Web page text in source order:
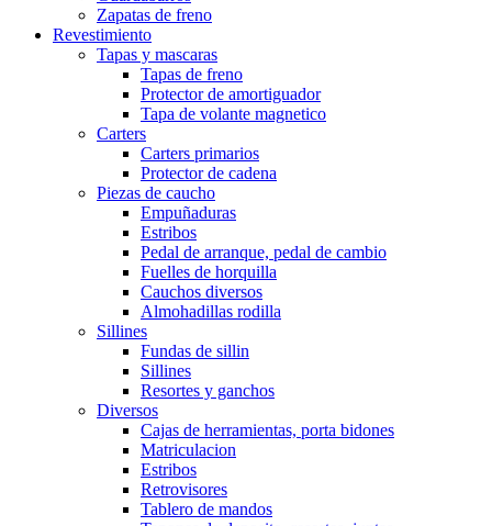
Zapatas de freno
Revestimiento
Tapas y mascaras
Tapas de freno
Protector de amortiguador
Tapa de volante magnetico
Carters
Carters primarios
Protector de cadena
Piezas de caucho
Empuñaduras
Estribos
Pedal de arranque, pedal de cambio
Fuelles de horquilla
Cauchos diversos
Almohadillas rodilla
Sillines
Fundas de sillin
Sillines
Resortes y ganchos
Diversos
Cajas de herramientas, porta bidones
Matriculacion
Estribos
Retrovisores
Tablero de mandos